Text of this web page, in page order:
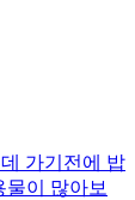
가기전에 밥
이 많아보